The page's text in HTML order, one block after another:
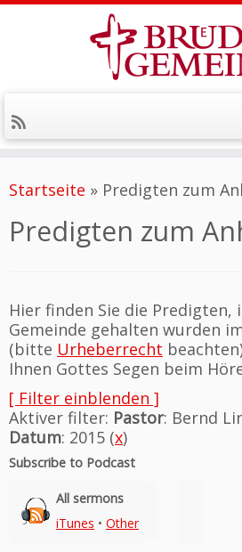
Inhalt
Startseite » Predigten zum
Predigten zum
Hier finden Sie die Predigten,
Gemeinde gehalten wurden
(bitte Urheberrecht
Ihnen Gottes Segen beim
[ Filter einblenden ]
Aktiver filter: Pastor: Bernd
Datum: 2015 (x)
Subscribe to Podcast
All sermons
iTunes • Other